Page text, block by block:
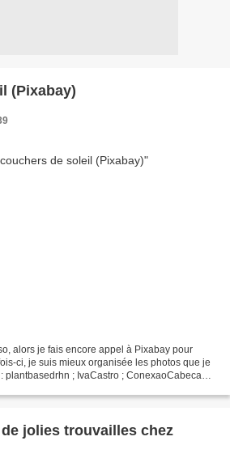
(Pixabay)
alors je fais encore appel à Pixabay pour
ci, je suis mieux organisée les photos que je
plantbasedrhn ; IvaCastro ; ConexaoCabeca
jolies trouvailles chez